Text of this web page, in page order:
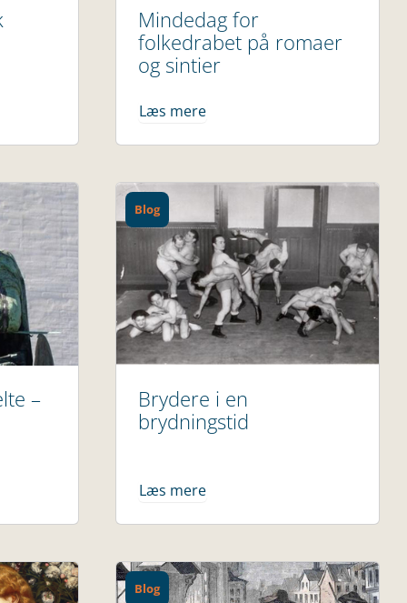
Mindedag for
folkedrabet på romaer
og sintier
Læs mere
–
Blog
Brydere i en
brydningstid
Læs mere
Blog